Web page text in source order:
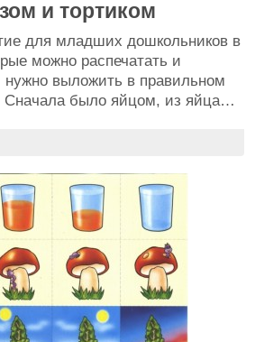
и тортиком
для младших дошкольников в
можно распечатать и
нужно выложить в правильном
Сначала было яйцом, из яйца…